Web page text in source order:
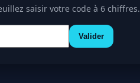
saisir votre code à 6 chiffres.
Valider